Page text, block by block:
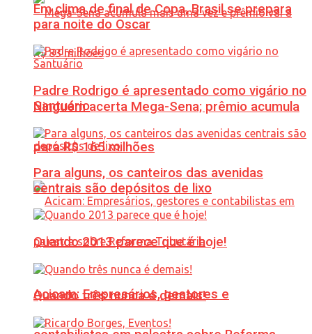
Ninguém acerta Mega-Sena; prêmio acumula
para R$ 165 milhões
Acicam: Empresários, gestores e
Em clima de final de Copa, Brasil se prepara
para noite do Oscar
Padre Rodrigo é apresentado como vigário no
Santuário
Para alguns, os canteiros das avenidas
centrais são depósitos de lixo
Quando 2013 parece que é hoje!
Quando três nunca é demais!